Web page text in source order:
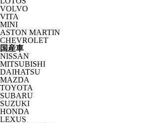
VOLVO
VITA
MINI
ASTON MARTIN
CHEVROLET
国産車
NISSAN
MITSUBISHI
DAIHATSU
MAZDA
TOYOTA
SUBARU
SUZUKI
HONDA
LEXUS